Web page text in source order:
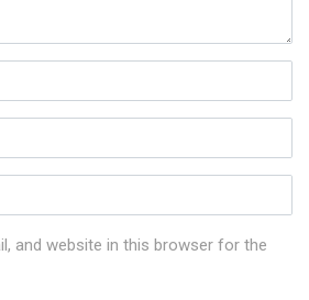
and website in this browser for the